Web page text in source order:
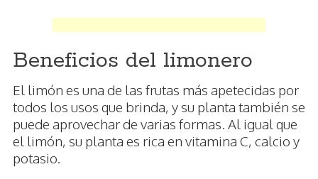
Beneficios del limonero
El limón es una de las frutas más apetecidas por
todos los usos que brinda, y su planta también se
puede aprovechar de varias formas. Al igual que
el limón, su planta es rica en vitamina C, calcio y
potasio.